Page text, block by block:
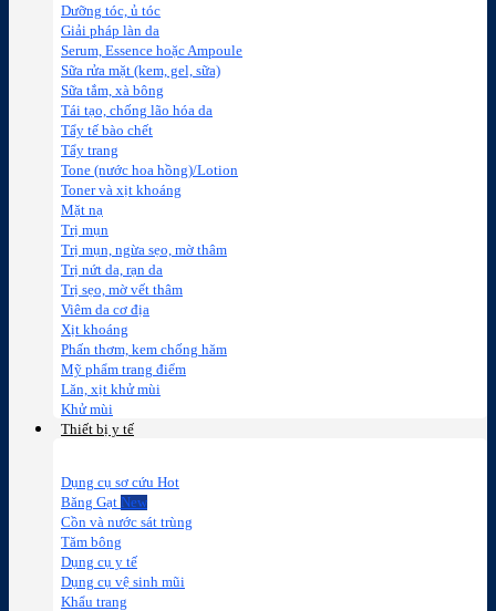
Dưỡng tóc, ủ tóc
Giải pháp làn da
Serum, Essence hoặc Ampoule
Sữa rửa mặt (kem, gel, sữa)
Sữa tắm, xà bông
Tái tạo, chống lão hóa da
Tẩy tế bào chết
Tẩy trang
Tone (nước hoa hồng)/Lotion
Toner và xịt khoáng
Mặt nạ
Trị mụn
Trị mụn, ngừa sẹo, mờ thâm
Trị nứt da, rạn da
Trị sẹo, mờ vết thâm
Viêm da cơ địa
Xịt khoáng
Phấn thơm, kem chống hăm
Mỹ phẩm trang điểm
Lăn, xịt khử mùi
Khử mùi
Thiết bị y tế
Dụng cụ sơ cứu
Băng Gạt
Cồn và nước sát trùng
Tăm bông
Dụng cụ y tế
Dụng cụ vệ sinh mũi
Khẩu trang